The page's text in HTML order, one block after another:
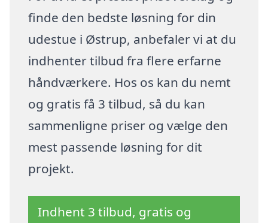
finde den bedste løsning for din
udestue i Østrup, anbefaler vi at du
indhenter tilbud fra flere erfarne
håndværkere. Hos os kan du nemt
og gratis få 3 tilbud, så du kan
sammenligne priser og vælge den
mest passende løsning for dit
projekt.
Indhent 3 tilbud, gratis og